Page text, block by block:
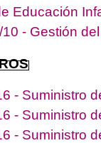
Educación
- Gestión
- Suministro
- Suministro
- Suministro